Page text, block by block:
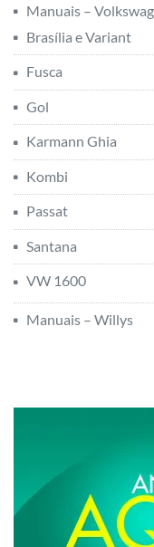
Manuais –
Brasília e Variant
Fusca
Gol
Karmann Ghia
Kombi
Passat
Santana
VW 1600
Manuais – Willys